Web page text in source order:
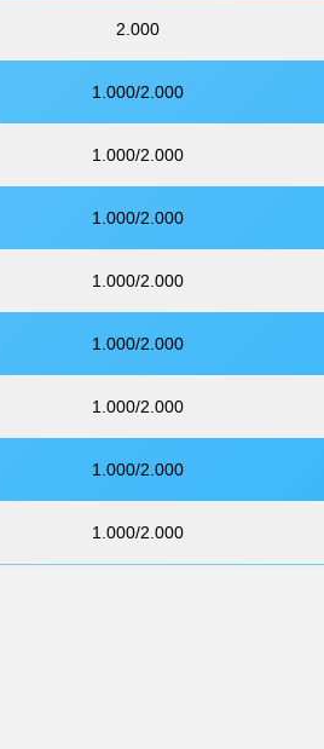
2.000
1.000/2.000
1.000/2.000
1.000/2.000
1.000/2.000
1.000/2.000
1.000/2.000
1.000/2.000
1.000/2.000